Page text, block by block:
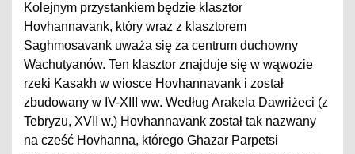
Kolejnym przystankiem będzie klasztor
Hovhannavank, który wraz z klasztorem
Saghmosavank uważa się za centrum duchowny
Wachutyanów. Ten klasztor znajduje się w wąwozie
rzeki Kasakh w wiosce Hovhannavank i został
zbudowany w IV-XIII ww. Według Arakela Dawriżeci (z
Tebryzu, XVII w.) Hovhannavank został tak nazwany
na cześć Hovhanna, którego Ghazar Parpetsi